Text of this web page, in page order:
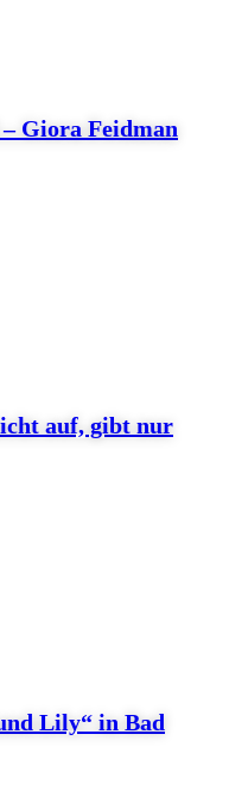
Giora Feidman
auf, gibt nur
Lily“ in Bad